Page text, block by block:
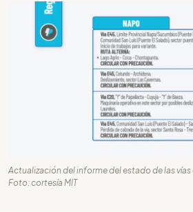
Actualización del informe del estado de las
Foto: cortesía MIT